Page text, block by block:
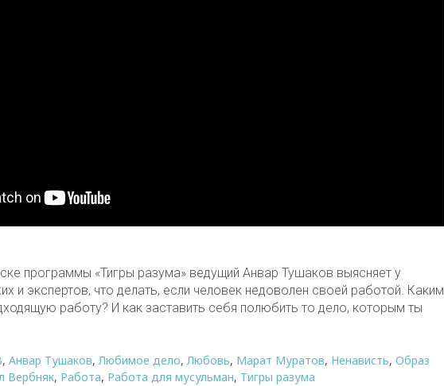
программы «Тигры разума» ведущий Анвар Тушаков выясняет у
и экспертов, что делать, если человек недоволен своей работой. Каким
работу? И как заставить себя полюбить то дело, которым ты
, Анвар Тушаков,Любимое дело,Любовь, Марат Муратов, Ненависть, Образ
Вербняк, Работа, Работа для мусульман, Тигры разума